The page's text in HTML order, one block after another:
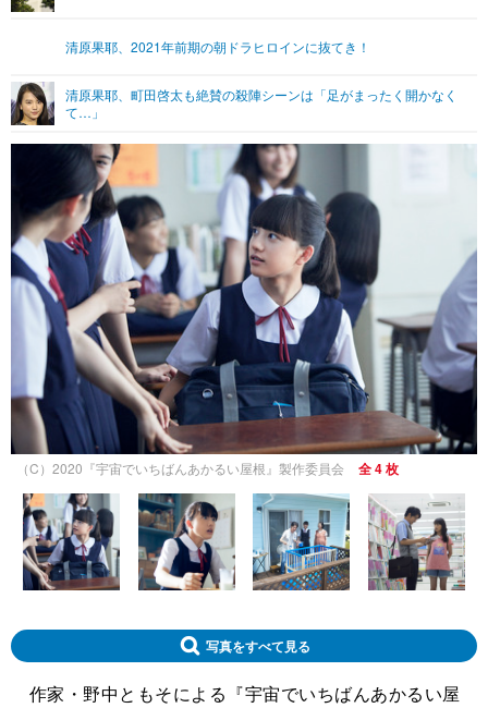
グラビア ブログ
ショッピング その他
清原果耶、2021年前期の朝ドラヒロインに抜てき！
清原果耶、町田啓太も絶賛の殺陣シーンは「足がまったく開かなく
て…」
（C）2020『宇宙でいちばんあかるい屋根』製作委員会 全 4 枚
写真をすべて見る
作家・野中ともそによる『宇宙でいちばんあかるい屋